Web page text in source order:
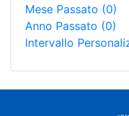
Mese Passato (0)
Anno Passato (0)
Intervallo